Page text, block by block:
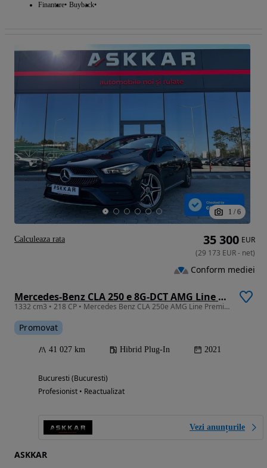
Finantare Buyback
1 / 6
Mercedes-Benz CLA 250 e 8G-DCT AMG Line Advanced Plus
1332 cm3 • 218 CP • Mercedes Benz CLA 250e AMG Line Premium Plus
Promovat
41 027 km Hibrid Plug-In 2021
Bucuresti (Bucuresti)
Profesionist • Reactualizat
Vezi anunțurile
ASKKAR
35 300 EUR
(29 173 EUR- net)
Conform mediei
Calculeaza rata